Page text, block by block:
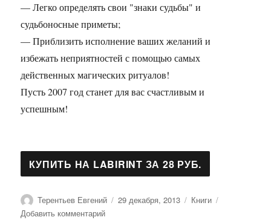
— Легко определять свои "знаки судьбы" и
судьбоносные приметы;
— Приблизить исполнение ваших желаний и
избежать неприятностей с помощью самых
действенных магических ритуалов!
Пусть 2007 год станет для вас счастливым и
успешным!
Автор
Терентьев Евгений Опубликовано
29 декабря, 2013 Рубрики
Книги
Добавить комментарийк